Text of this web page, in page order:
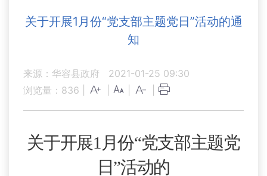
关于开展1月份“党支部主题党日”活动的通
知
来源：华容县政府
2021-01-25 09:30
浏览量： 836
关于开展1月份“党支部主题党
日”活动的